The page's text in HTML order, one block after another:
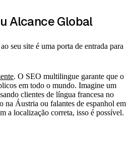
Alcance Global
seu site é uma porta de entrada para
. O SEO multilingue garante que o
em todo o mundo. Imagine um
clientes de língua francesa no
na Áustria ou falantes de espanhol em
a localização correta, isso é possível.